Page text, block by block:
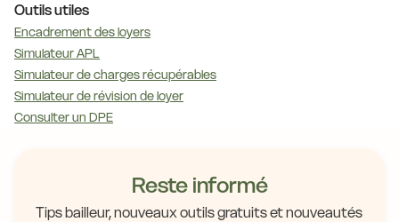
Outils utiles
Encadrement des loyers
Simulateur APL
Simulateur de charges récupérables
Simulateur de révision de loyer
Consulter un DPE
Reste informé
Tips bailleur, nouveaux outils gratuits et nouveautés